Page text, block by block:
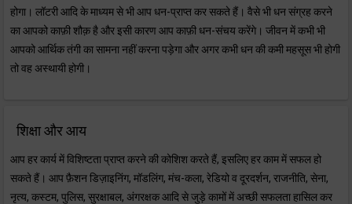
होगा। लॉटरी आदि के माध्यम से भी आप धन-प्राप्त कर सकते हैं। वैसे भी धन संग्रह करने
का आपको काफ़ी शौक़ है और इसी कारण आप काफ़ी धन-संचय करेंगे। जीवन में कभी भी
आपको आर्थिक तंगी का सामना नहीं करना पड़ेगा और अगर कभी धन की कमी महसूस भी होगी
तो वह अस्थायी होगी।
शिक्षा और आय
आप हर कार्य में विशिष्टता प्राप्त करने की कोशिश करते हैं, इसलिए हर काम में सफल हो
सकते हैं। आप फ़ैशन डिज़ाइनिंग, मॉडलिंग, मंच-कला, रेडियो व दूरदर्शन, राजनीति, सेना,
नृत्य, कस्टम, पुलिस, सुरक्षाबल, अंगरक्षक आदि से जुड़े कामों में अच्छी सफलता हासिल कर